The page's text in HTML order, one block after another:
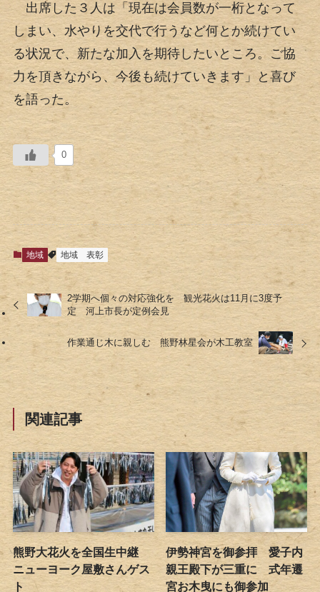
出席した３人は「現在は会員数が一桁となって
しまい、水やりを交代で行うなど何とか続けてい
る状況で、新たな加入を期待したいところ。ご協
力を頂きながら、今後も続けていきます」と喜び
を語った。
0
地域 地域 表彰
2学期へ個々の対応強化を 観光花火は11月に3度予
定 河上市長が定例会見
作業通じ木に親しむ 熊野林星会が木工教室
関連記事
熊野大花火を全国生中継
ニューヨーク屋敷さんゲス
ト
伊勢神宮を御参拝 愛子内
親王殿下が三重に 式年遷
宮お木曳にも御参加